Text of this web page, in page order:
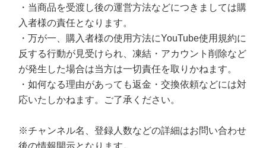
・当商品を受渡し後の運営方法などにつきましては購
入者様の責任となります。
・万が一、購入者様の使用方法にYouTube使用規約に
反する行動が見受けられ、凍結・アカウント削除など
が発生した場合は当方は一切責任を取りかねます。
・如何なる理由があっても返金・交換依頼などには対
応いたしかねます。ご了承ください。
※チャンネル名、登録人数などの詳細はお問い合わせ
後の情報開示となります。